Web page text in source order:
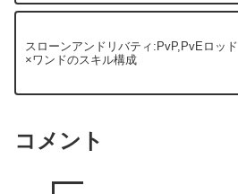
スローンアンドリバティ:PvP,PvEロッド
×ワンドのスキル構成
コメント